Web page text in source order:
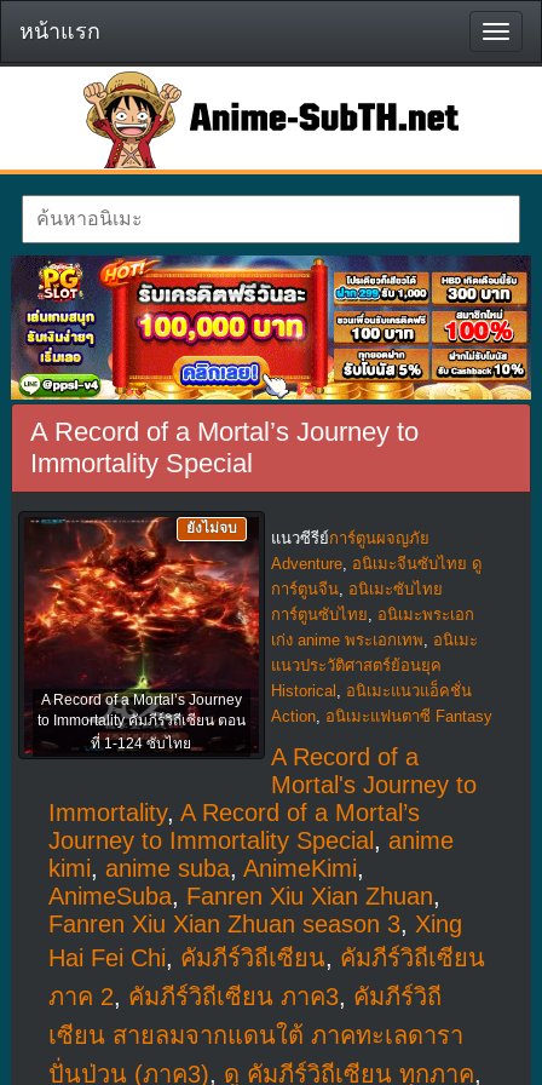
หน้า
แรก
หน้าแรก
A Record of a Mortal’s Journey to
Immortality Special
A Record of a Mortal’s Journey
to Immortality คัมภีร์วิถีเซียน ตอน
ที่ 1-124 ซับไทย
ยังไม่จบ
แนวซีรีย์การ์ตูนผจญภัย
Adventure, อนิเมะจีนซับไทย ดู
การ์ตูนจีน, อนิเมะซับไทย
การ์ตูนซับไทย
อนิเมะพระเอก
เก่ง anime พระเอกเทพ
อนิเมะ
แนวประวัติศาสตร์ย้อนยุค
Historical
อนิเมะแนวแอ็คชั่น
Action, อนิเมะแฟนตาซี Fantasy
A Record of a
Mortal's Journey to
Immortality, A Record of a Mortal’s
Journey to Immortality Special, anime
kimi, anime suba, AnimeKimi,
AnimeSuba, Fanren Xiu Xian Zhuan,
Fanren Xiu Xian Zhuan season 3, Xing
Hai Fei Chi, คัมภีร์วิถีเซียน, คัมภีร์วิถีเซียน
ภาค 2, คัมภีร์วิถีเซียน ภาค3, คัมภีร์วิถี
เซียน สายลมจากแดนใต้ ภาคทะเลดารา
ปั่นป่วน (ภาค3), ดู คัมภีร์วิถีเซียน ทุกภาค,